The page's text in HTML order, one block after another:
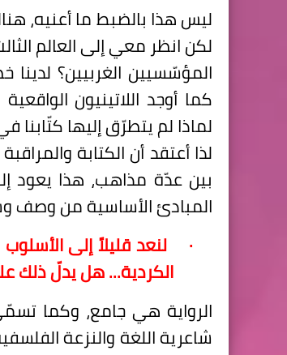
ليس هذا بالضبط ما أعنيه،
لكن انظر معي إلى العالم
المؤسّسيين الغربيين؟ لدينا
كما أوجد اللاتينيون
لماذا لم يتطرّق إليها كتّابنا
لذا أعتقد أن الكتابة
بين عدّة مذاهب، هذا يعود
المبادئ الأساسية من وصف
·
لنعد قليلاً إلى
الكردية... هل يدلّ ذلك
الرواية هي جامع، وكما
شاعرية اللغة والنزعة